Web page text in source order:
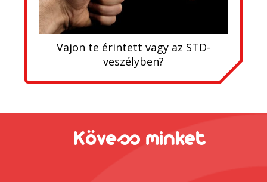
Vajon te érintett vagy az STD-
veszélyben?
Kövess minket